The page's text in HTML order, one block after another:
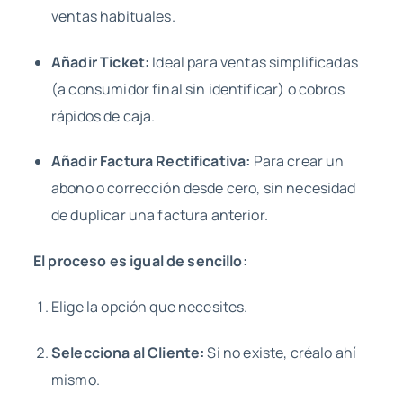
ventas habituales.
Añadir Ticket: Ideal para ventas simplificadas
(a consumidor final sin identificar) o cobros
rápidos de caja.
Añadir Factura Rectificativa: Para crear un
abono o corrección desde cero, sin necesidad
de duplicar una factura anterior.
El proceso es igual de sencillo:
Elige la opción que necesites.
Selecciona al Cliente:Si no existe, créalo ahí
mismo.